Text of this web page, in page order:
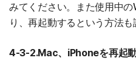
みてください。また使用中
り、再起動するという方法も
4-3-2.Mac、iPhoneを再起